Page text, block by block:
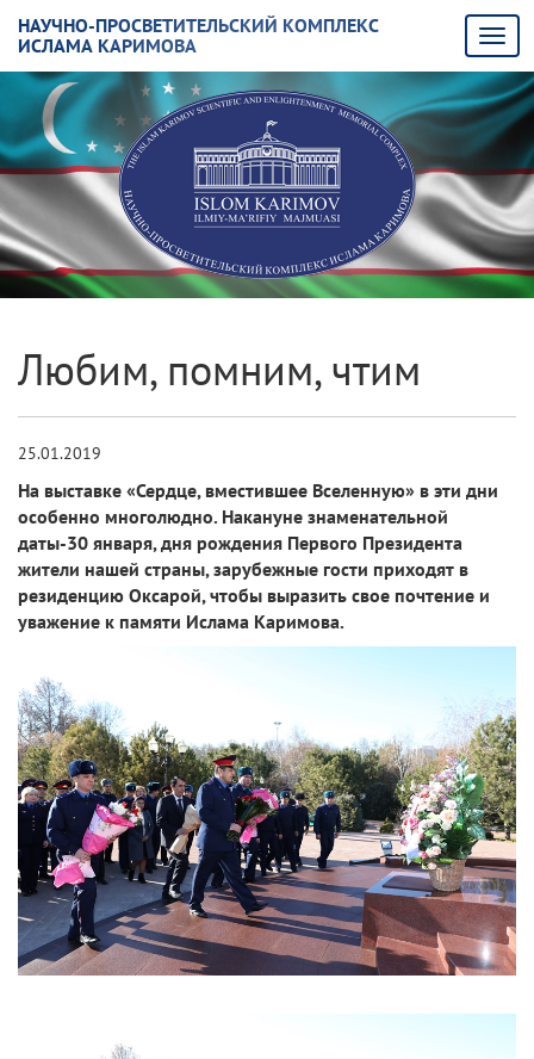
НАУЧНО-ПРОСВЕТИТЕЛЬСКИЙ КОМПЛЕКС
ИСЛАМА КАРИМОВА
Любим, помним, чтим
25.01.2019
На выставке «Сердце, вместившее Вселенную» в эти дни
особенно многолюдно. Накануне знаменательной
даты-30 января, дня рождения Первого Президента
жители нашей страны, зарубежные гости приходят в
резиденцию Оксарой, чтобы выразить свое почтение и
уважение к памяти Ислама Каримова.